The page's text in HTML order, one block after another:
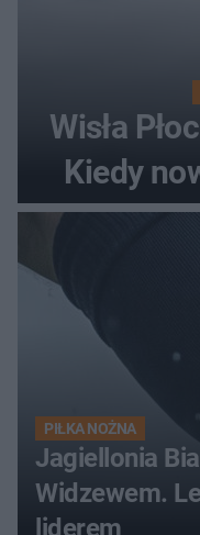
Wisła
Kiedy
PIŁKA NOŻNA
Jagiellonia
Widzewem.
liderem